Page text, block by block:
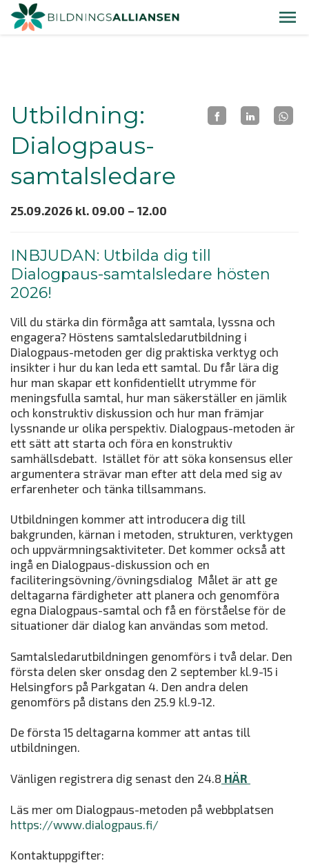
Utbildning:
Dialogpaus-
samtalsledare
25.09.2026 kl. 09.00 – 12.00
INBJUDAN: Utbilda dig till
Dialogpaus-samtalsledare hösten
2026!
Vill du stärka din förmåga att samtala, lyssna och
engagera? Höstens samtalsledarutbildning i
Dialogpaus-metoden ger dig praktiska verktyg och
insikter i hur du kan leda ett samtal. Du får lära dig
hur man skapar ett konfidentiellt utrymme för
meningsfulla samtal, hur man säkerställer en jämlik
och konstruktiv diskussion och hur man främjar
lyssnande ur olika perspektiv. Dialogpaus-metoden är
ett sätt att starta och föra en konstruktiv
samhällsdebatt. Istället för att söka konsensus eller
argumentera strävar man efter att dela med sig av
erfarenheter och tänka tillsammans.
Utbildningen kommer att introducera dig till
bakgrunden, kärnan i metoden, strukturen, verktygen
och uppvärmningsaktiviteter. Det kommer också att
ingå en Dialogpaus-diskussion och en
faciliteringsövning/övningsdialog Målet är att ge
deltagarna färdigheter att planera och genomföra
egna Dialogpaus-samtal och få en förståelse för de
situationer där dialog kan användas som metod.
Samtalsledarutbildningen genomförs i två delar. Den
första delen sker onsdag den 2 september kl.9-15 i
Helsingfors på Parkgatan 4. Den andra delen
genomförs på distans den 25.9 kl.9-12.
De första 15 deltagarna kommer att antas till
utbildningen.
Vänligen registrera dig senast den 24.8 HÄR
Läs mer om Dialogpaus-metoden på webbplatsen
https://www.dialogpaus.fi/
Kontaktuppgifter: